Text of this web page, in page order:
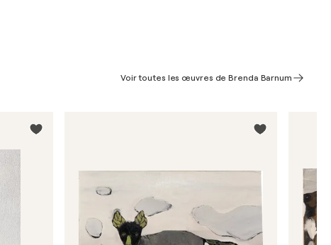
Voir toutes les œuvres de Brenda Barnum